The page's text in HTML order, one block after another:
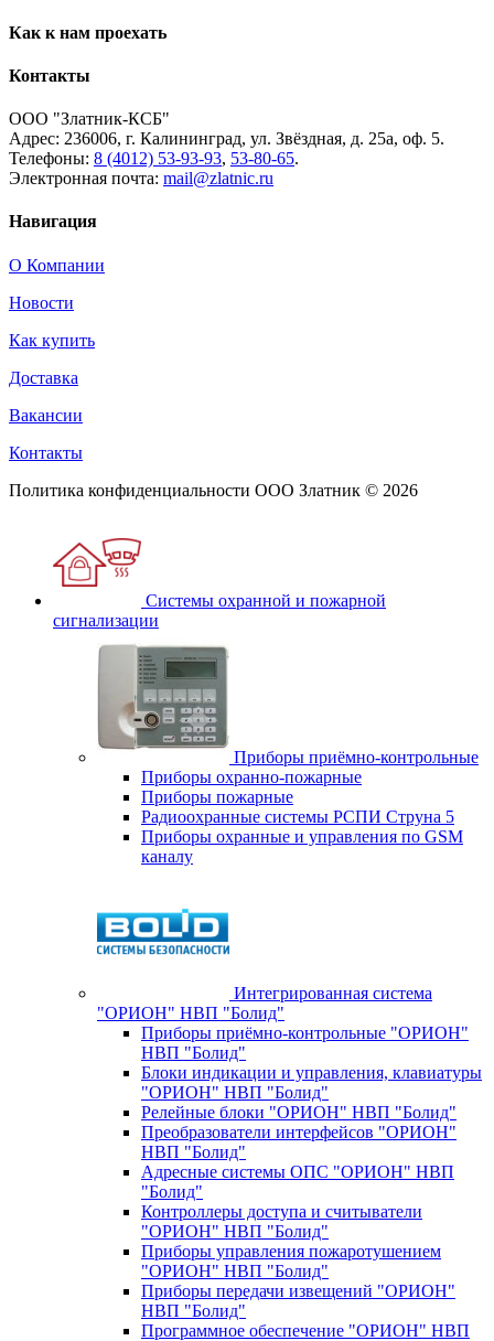
Как к нам проехать
Контакты
ООО "Златник-КСБ"
Адрес: 236006, г. Калининград, ул. Звёздная, д. 25а, оф. 5.
Телефоны: 8 (4012) 53-93-93, 53-80-65.
Электронная почта: mail@zlatnic.ru
Навигация
О Компании
Новости
Как купить
Доставка
Вакансии
Контакты
Политика конфиденциальности ООО Златник © 2026
Системы охранной и пожарной
сигнализации
Приборы приёмно-контрольные
Приборы охранно-пожарные
Приборы пожарные
Радиоохранные системы РСПИ Струна 5
Приборы охранные и управления по GSM
каналу
Интегрированная система
"ОРИОН" НВП "Болид"
Приборы приёмно-контрольные "ОРИОН"
НВП "Болид"
Блоки индикации и управления, клавиатуры
"ОРИОН" НВП "Болид"
Релейные блоки "ОРИОН" НВП "Болид"
Преобразователи интерфейсов "ОРИОН"
НВП "Болид"
Адресные системы ОПС "ОРИОН" НВП
"Болид"
Контроллеры доступа и считыватели
"ОРИОН" НВП "Болид"
Приборы управления пожаротушением
"ОРИОН" НВП "Болид"
Приборы передачи извещений "ОРИОН"
НВП "Болид"
Программное обеспечение "ОРИОН" НВП